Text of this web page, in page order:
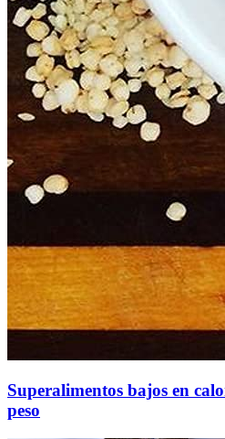
Superalimentos bajos en
peso